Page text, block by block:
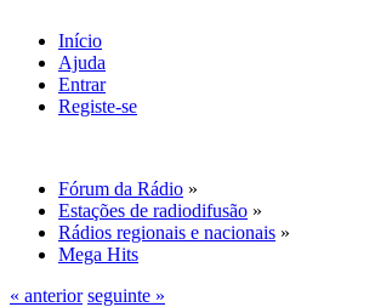
Início
Ajuda
Entrar
Registe-se
Fórum da Rádio »
Estações de radiodifusão »
Rádios regionais e nacionais »
Mega Hits
« anterior seguinte »